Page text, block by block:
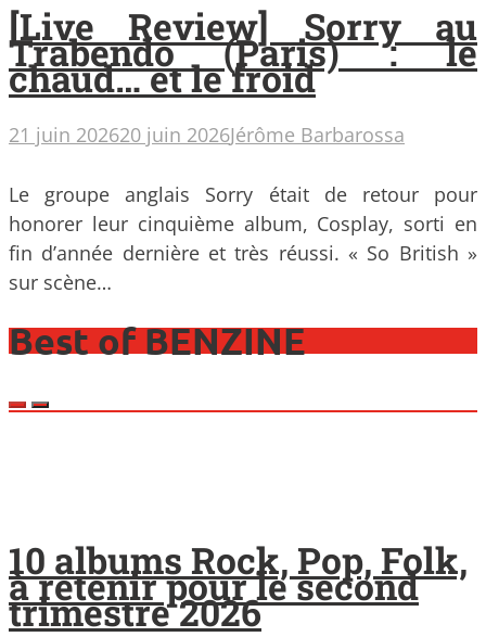
[Live Review] Sorry au
Trabendo (Paris) : le
chaud… et le froid
21 juin 202620 juin 2026Jérôme Barbarossa
Le groupe anglais Sorry était de retour pour
honorer leur cinquième album, Cosplay, sorti en
fin d’année dernière et très réussi. « So British »
sur scène…
Best of BENZINE
10 albums Rock, Pop, Folk,
à retenir pour le second
trimestre 2026